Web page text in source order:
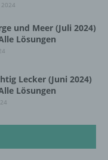
und Meer (Juli 2024)
Lösungen
Lecker (Juni 2024)
Lösungen
gewährleisten,
werden.
Verarbeitung
oder
Einrichtung